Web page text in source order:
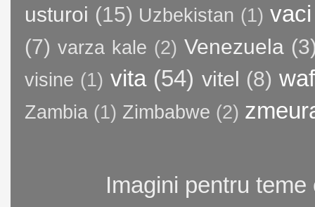
usturoi (15) Uzbekistan (1) vaci
(7) varza kale (2) Venezuela
visine (1) vita (54) vitel (8)
Zambia (1) Zimbabwe (2)
Imagini pentru